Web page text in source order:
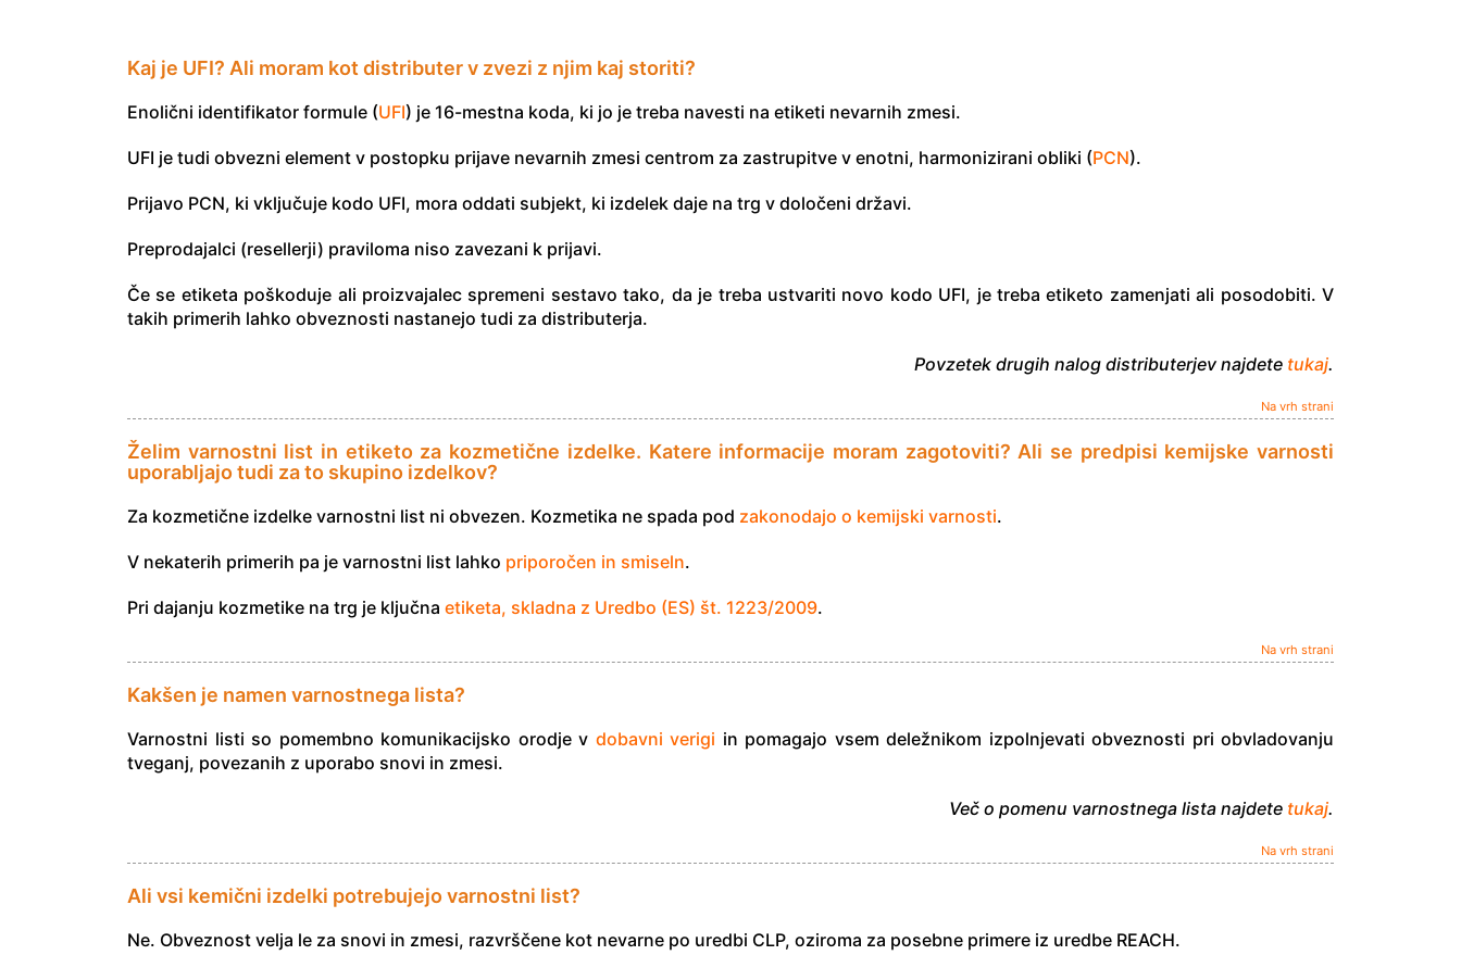
Kaj je UFI? Ali moram kot distributer v zvezi z njim kaj storiti?
Enolični identifikator formule (UFI) je 16-mestna koda, ki jo je treba navesti na etiketi nevarnih zmesi.
UFI je tudi obvezni element v postopku prijave nevarnih zmesi centrom za zastrupitve v enotni, harmonizirani obliki (PCN).
Prijavo PCN, ki vključuje kodo UFI, mora oddati subjekt, ki izdelek daje na trg v določeni državi.
Preprodajalci (resellerji) praviloma niso zavezani k prijavi.
Če se etiketa poškoduje ali proizvajalec spremeni sestavo tako, da je treba ustvariti novo kodo UFI, je treba etiketo zamenjati ali posodobiti. V
takih primerih lahko obveznosti nastanejo tudi za distributerja.
Povzetek drugih nalog distributerjev najdete tukaj.
Na vrh strani
Želim varnostni list in etiketo za kozmetične izdelke. Katere informacije moram zagotoviti? Ali se predpisi kemijske varnosti
uporabljajo tudi za to skupino izdelkov?
Za kozmetične izdelke varnostni list ni obvezen. Kozmetika ne spada pod zakonodajo o kemijski varnosti.
V nekaterih primerih pa je varnostni list lahko priporočen in smiseln.
Pri dajanju kozmetike na trg je ključna etiketa, skladna z Uredbo (ES) št. 1223/2009.
Na vrh strani
Kakšen je namen varnostnega lista?
Varnostni listi so pomembno komunikacijsko orodje v dobavni verigi in pomagajo vsem deležnikom izpolnjevati obveznosti pri obvladovanju
tveganj, povezanih z uporabo snovi in zmesi.
Več o pomenu varnostnega lista najdete tukaj.
Na vrh strani
Ali vsi kemični izdelki potrebujejo varnostni list?
Ne. Obveznost velja le za snovi in zmesi, razvrščene kot nevarne po uredbi CLP, oziroma za posebne primere iz uredbe REACH.